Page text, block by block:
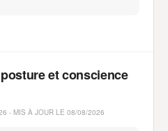
et conscience
- MIS À JOUR LE 08/08/2026